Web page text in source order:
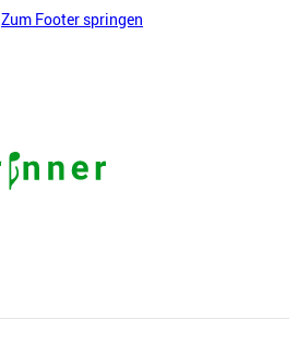
Zum Footer springen